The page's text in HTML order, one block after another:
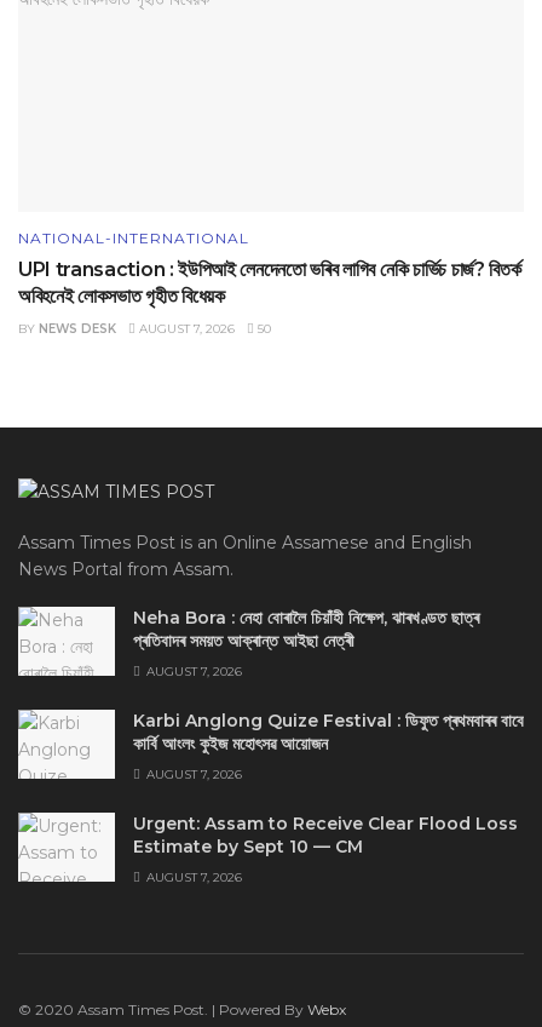
NATIONAL-INTERNATIONAL
UPI transaction : ইউপিআই লেনদেনতো ভৰিব লাগিব নেকি চাৰ্ভিচ চাৰ্জ? বিতৰ্ক
অবিহনেই লোকসভাত গৃহীত বিধেয়ক
BY NEWS DESK AUGUST 7, 2026 50
Assam Times Post is an Online Assamese and English
News Portal from Assam.
Neha Bora : নেহা বোৰালৈ চিয়াঁহী নিক্ষেপ, ঝাৰখণ্ডত ছাত্ৰ
প্ৰতিবাদৰ সময়ত আক্ৰান্ত আইছা নেত্ৰী
AUGUST 7, 2026
Karbi Anglong Quize Festival : ডিফুত প্ৰথমবাৰৰ বাবে
কাৰ্বি আংলং কুইজ মহোৎসৱ আয়োজন
AUGUST 7, 2026
Urgent: Assam to Receive Clear Flood Loss
Estimate by Sept 10 — CM
AUGUST 7, 2026
© 2020 Assam Times Post. | Powered By Webx